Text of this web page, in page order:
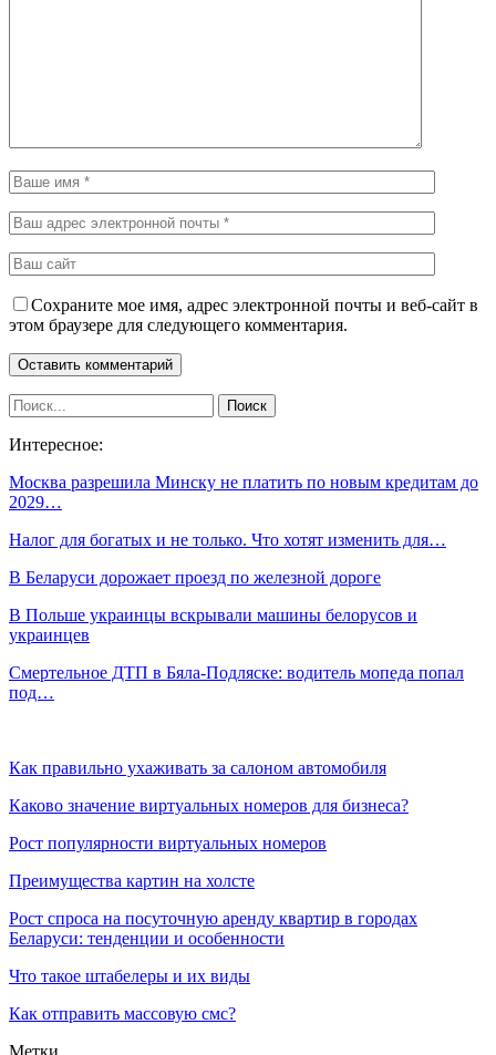
Сохраните мое имя, адрес электронной почты и веб-сайт в
этом браузере для следующего комментария.
Интересное:
Москва разрешила Минску не платить по новым кредитам до
2029…
Налог для богатых и не только. Что хотят изменить для…
В Беларуси дорожает проезд по железной дороге
В Польше украинцы вскрывали машины белорусов и
украинцев
Смертельное ДТП в Бяла-Подляске: водитель мопеда попал
под…
Как правильно ухаживать за салоном автомобиля
Каково значение виртуальных номеров для бизнеса?
Рост популярности виртуальных номеров
Преимущества картин на холсте
Рост спроса на посуточную аренду квартир в городах
Беларуси: тенденции и особенности
Что такое штабелеры и их виды
Как отправить массовую смс?
Метки